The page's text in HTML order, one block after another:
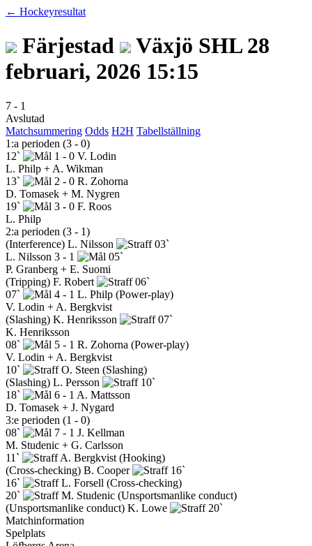
← Hockeyresultat
Färjestad Växjö SHL 28
februari, 2026 15:15
7 - 1
Avslutad
Matchsummering Odds H2H Tabellställning
1:a perioden (3 - 0)
12`
1 - 0 V. Lodin
L. Philp + A. Wikman
13`
2 - 0 R. Zohorna
D. Tomasek + M. Nygren
19`
3 - 0 F. Roos
L. Philp
2:a perioden (3 - 1)
(Interference) L. Nilsson
03`
L. Nilsson 3 - 1
05`
P. Granberg + E. Suomi
(Tripping) F. Robert
06`
07`
4 - 1 L. Philp (Power-play)
V. Lodin + A. Bergkvist
(Slashing) K. Henriksson
07`
K. Henriksson
08`
5 - 1 R. Zohorna (Power-play)
V. Lodin + A. Bergkvist
10`
O. Steen (Slashing)
(Slashing) L. Persson
10`
18`
6 - 1 A. Mattsson
D. Tomasek + J. Nygard
3:e perioden (1 - 0)
08`
7 - 1 J. Kellman
M. Studenic + G. Carlsson
11`
A. Bergkvist (Hooking)
(Cross-checking) B. Cooper
16`
16`
L. Forsell (Cross-checking)
20`
M. Studenic (Unsportsmanlike conduct)
(Unsportsmanlike conduct) K. Lowe
20`
Matchinformation
Spelplats